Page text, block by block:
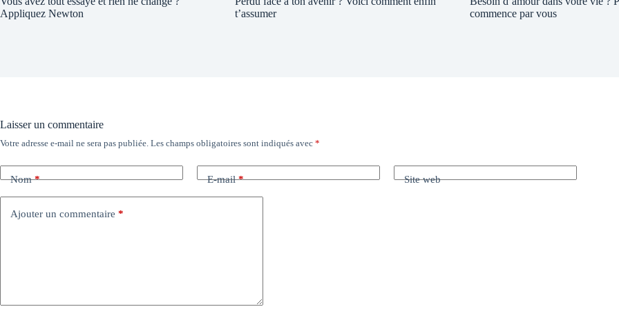
Appliquez Newton
t’assumer
commence par vous
Laisser un commentaire
Votre adresse e-mail ne sera pas publiée. Les champs obligatoires sont indiqués avec *
Nom* E-mail* Site web
Ajouter un commentaire *